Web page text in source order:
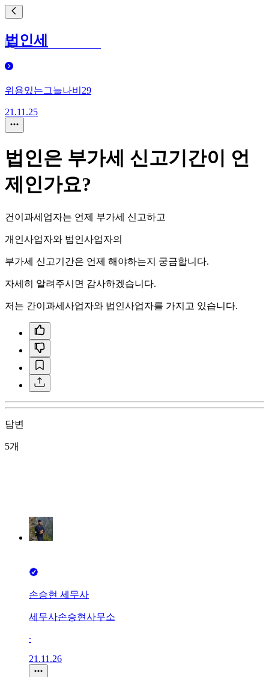
법인세
위용있는그늘나비29
21.11.25
법인은 부가세 신고기간이 언
제인가요?
건이과세업자는 언제 부가세 신고하고
개인사업자와 법인사업자의
부가세 신고기간은 언제 해야하는지 궁금합니다.
자세히 알려주시면 감사하겠습니다.
저는 간이과세사업자와 법인사업자를 가지고 있습니다.
답변
5개
손승현 세무사
세무사손승현사무소
∙
21.11.26